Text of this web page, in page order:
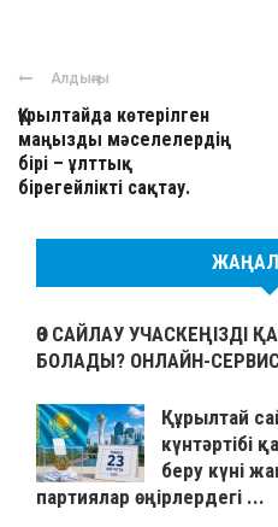
Алдыңғы
Құрылтайда көтерілген
маңызды мәселелердің
бірі – ұлттық
бірегейлікті сақтау.
ӨЗ САЙЛАУ УЧАСКЕҢІЗДІ
БОЛАДЫ? ОНЛАЙН-
Құрылтай
күнтәртібі
беру күні
партиялар өңірлердегі ...